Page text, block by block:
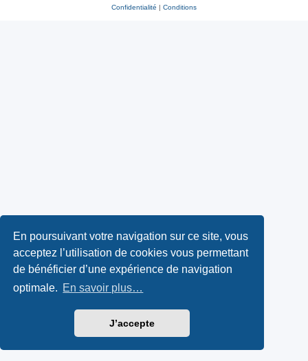
En poursuivant votre navigation sur ce site, vous
acceptez l’utilisation de cookies vous permettant
de bénéficier d’une expérience de navigation
optimale. En savoir plus…
J’accepte
Confidentialité | Conditions